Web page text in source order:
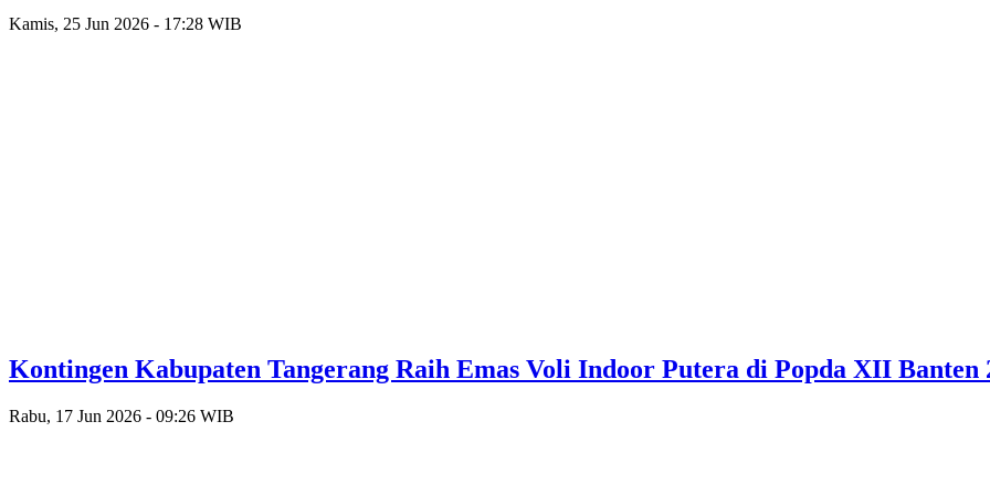
Kamis, 25 Jun 2026 - 17:28 WIB
Kontingen Kabupaten Tangerang Raih Emas Voli Indoor Putera di Popda XII Banten
Rabu, 17 Jun 2026 - 09:26 WIB